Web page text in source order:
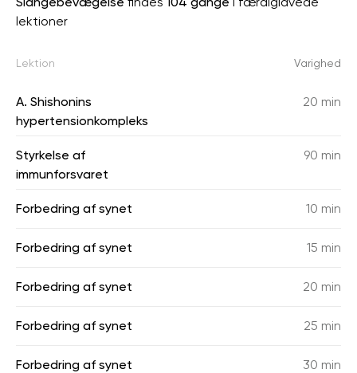
lektioner
Lektion Varighed
A. Shishonins
hypertensionkompleks
20 min
Styrkelse af
immunforsvaret
90 min
Forbedring af synet 10 min
Forbedring af synet 15 min
Forbedring af synet 20 min
Forbedring af synet 25 min
Forbedring af synet 30 min